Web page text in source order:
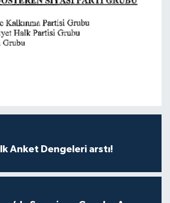
Anket Dengeleri arstı!